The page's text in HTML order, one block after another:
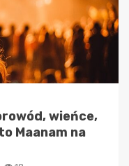
wieńce,
Maanam na